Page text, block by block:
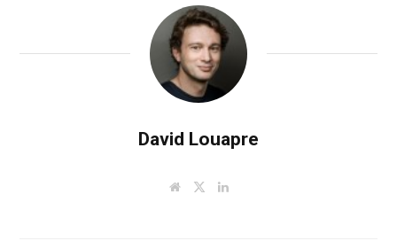
David Louapre
W
L